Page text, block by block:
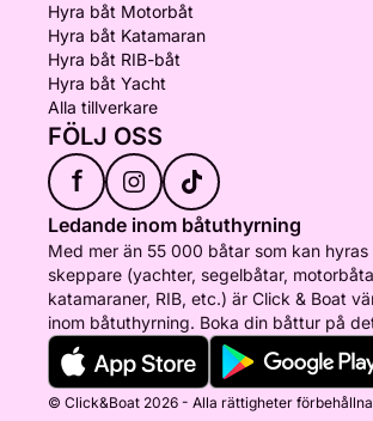
Hyra båt Motorbåt
Hyra båt Katamaran
Hyra båt RIB-båt
Hyra båt Yacht
Alla tillverkare
FÖLJ OSS
f
Ledande inom båtuthyrning
Med mer än 55 000 båtar som kan
skeppare (yachter, segelbåtar,
katamaraner, RIB, etc.) är Click & Boat
inom båtuthyrning. Boka din båttur på
© Click&Boat 2026 - Alla rättigheter förbehållna